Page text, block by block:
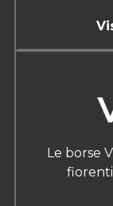
Le borse